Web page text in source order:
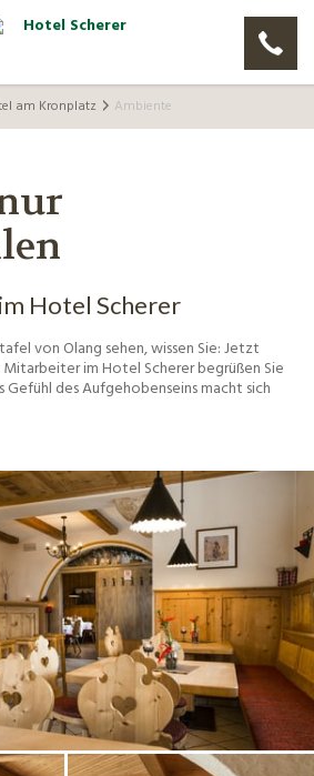
am Kronplatz Ambiente
Hotel Scherer
von Olang sehen, wissen Sie: Jetzt
im Hotel Scherer begrüßen Sie
des Aufgehobenseins macht sich